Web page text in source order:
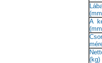
A
(kg)